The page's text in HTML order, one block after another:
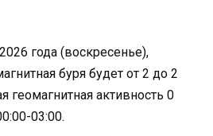
года (воскресенье),
буря будет от 2 до 2
геомагнитная активность 0
03:00.